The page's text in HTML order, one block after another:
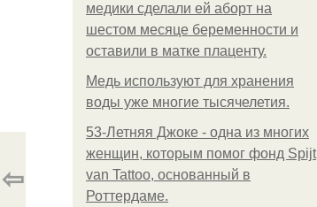
медики сделали ей аборт на
шестом месяце беременности и
оставили в матке плаценту.
Медь используют для хранения
воды уже многие тысячелетия.
53-Летняя Джоке - одна из многих
женщин, которым помог фонд Spijt
van Tattoo, основанный в
Роттердаме.
⇦